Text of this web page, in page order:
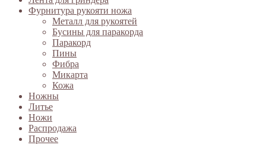
Фурнитура рукояти ножа
Металл для рукоятей
Бусины для паракорда
Паракорд
Пины
Фибра
Микарта
Кожа
Ножны
Литье
Ножи
Распродажа
Прочее